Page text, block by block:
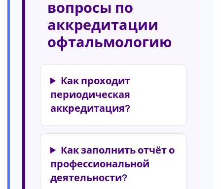
вопросы по
аккредитации
офтальмологию
Как проходит
периодическая
аккредитация?
Как заполнить отчёт о
профессиональной
деятельности?